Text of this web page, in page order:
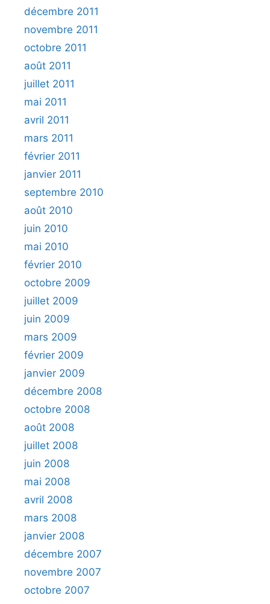
décembre 2011
novembre 2011
octobre 2011
août 2011
juillet 2011
mai 2011
avril 2011
mars 2011
février 2011
janvier 2011
septembre 2010
août 2010
juin 2010
mai 2010
février 2010
octobre 2009
juillet 2009
juin 2009
mars 2009
février 2009
janvier 2009
décembre 2008
octobre 2008
août 2008
juillet 2008
juin 2008
mai 2008
avril 2008
mars 2008
janvier 2008
décembre 2007
novembre 2007
octobre 2007